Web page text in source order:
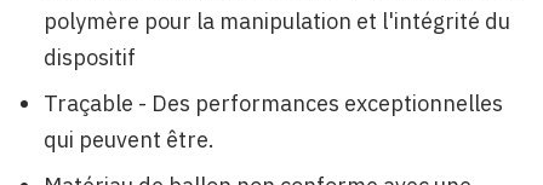
polymère pour la manipulation et l'intégrité du
dispositif
Traçable - Des performances exceptionnelles
qui peuvent être.